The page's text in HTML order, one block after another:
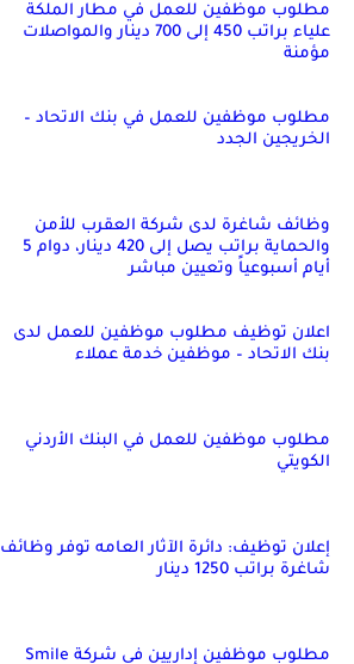
مطلوب موظفين للعمل في مطار الملكة
علياء براتب 450 إلى 700 دينار والمواصلات
مؤمنة
مطلوب موظفين للعمل في بنك الاتحاد –
الخريجين الجدد
وظائف شاغرة لدى شركة العقرب للأمن
والحماية براتب يصل إلى 420 دينار، دوام 5
أيام أسبوعياً وتعيين مباشر
اعلان توظيف مطلوب موظفين للعمل لدى
بنك الاتحاد – موظفين خدمة عملاء
مطلوب موظفين للعمل في البنك الأردني
الكويتي
إعلان توظيف: دائرة الآثار العامه توفر وظائف
شاغرة براتب 1250 دينار
مطلوب موظفين إداريين في شركة Smile